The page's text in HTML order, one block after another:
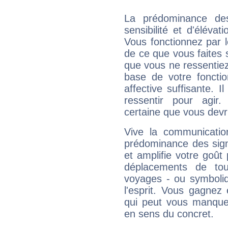
La prédominance
sensibilité et
Vous fonctionnez
de ce que vous faites
que vous ne
base de votre
affective suffisante.
ressentir pour agir.
certaine que vous
Vive la
prédominance des
et amplifie votre goût
déplacements de
voyages - ou
l'esprit. Vous
qui peut vous
en sens du concret.